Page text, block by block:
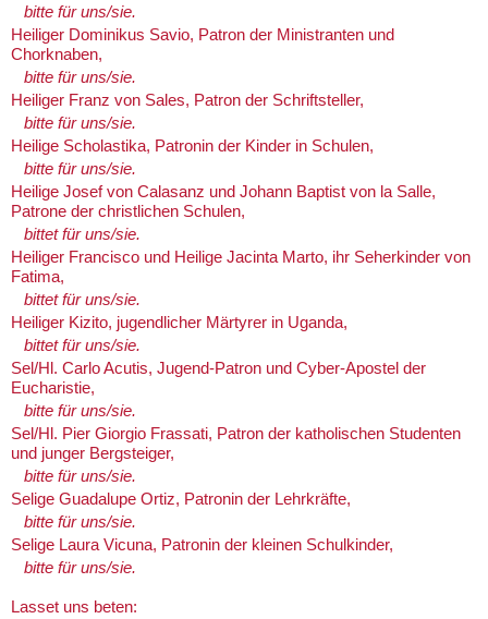
bitte für uns/sie.
Heiliger Dominikus Savio, Patron der Ministranten und
Chorknaben,
bitte für uns/sie.
Heiliger Franz von Sales, Patron der Schriftsteller,
bitte für uns/sie.
Heilige Scholastika, Patronin der Kinder in Schulen,
bitte für uns/sie.
Heilige Josef von Calasanz und Johann Baptist von la Salle,
Patrone der christlichen Schulen,
bittet für uns/sie.
Heiliger Francisco und Heilige Jacinta Marto, ihr Seherkinder von
Fatima,
bittet für uns/sie.
Heiliger Kizito, jugendlicher Märtyrer in Uganda,
bittet für uns/sie.
Sel/Hl. Carlo Acutis, Jugend-Patron und Cyber-Apostel der
Eucharistie,
bitte für uns/sie.
Sel/Hl. Pier Giorgio Frassati, Patron der katholischen Studenten
und junger Bergsteiger,
bitte für uns/sie.
Selige Guadalupe Ortiz, Patronin der Lehrkräfte,
bitte für uns/sie.
Selige Laura Vicuna, Patronin der kleinen Schulkinder,
​​​​​​​ bitte für uns/sie.
Lasset uns beten: